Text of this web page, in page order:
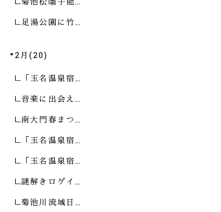
足湯公園に竹…
2月(20)
「玉名温泉宿…
音楽に出会え…
南大門春まつ…
「玉名温泉宿…
「玉名温泉宿…
謎解きロゲイ…
菊池川流域日…